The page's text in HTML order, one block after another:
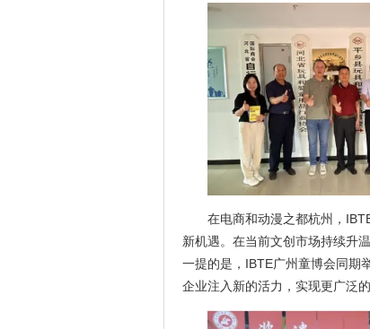
在电商和动漫之都杭州，
新机遇。在当前文创市场持续升
一提的是，IBTE广州童博会同期
企业注入新的活力，实现更广泛的